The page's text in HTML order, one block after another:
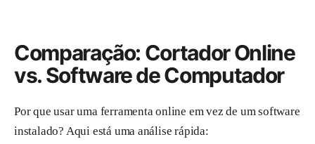
Comparação: Cortador Online
vs. Software de Computador
Por que usar uma ferramenta online em vez de um software
instalado? Aqui está uma análise rápida: